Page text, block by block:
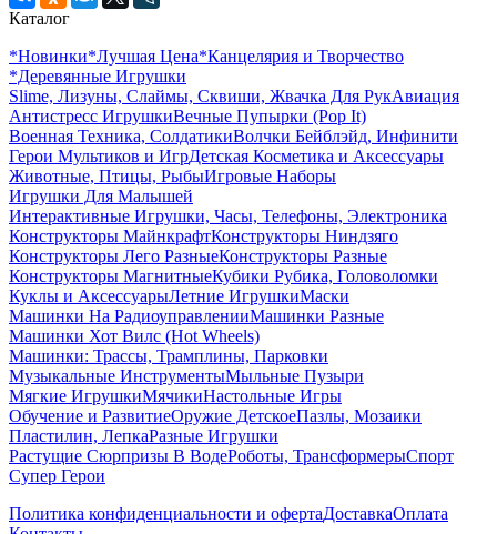
Каталог
*Новинки*Лучшая Цена*Канцелярия и Творчество
*Деревянные Игрушки
Slime, Лизуны, Слаймы, Сквиши, Жвачка Для РукАвиация
Антистресс ИгрушкиВечные Пупырки (Pop It)
Военная Техника, СолдатикиВолчки Бейблэйд, Инфинити
Герои Мультиков и ИгрДетcкая Косметика и Аксессуары
Животные, Птицы, РыбыИгровые Наборы
Игрушки Для Малышей
Интерактивные Игрушки, Часы, Телефоны, Электроника
Конструкторы МайнкрафтКонструкторы Ниндзяго
Конструкторы Лего РазныеКонструкторы Разные
Конструкторы МагнитныеКубики Рубика, Головоломки
Куклы и АксессуарыЛетние ИгрушкиМаски
Машинки На РадиоуправленииМашинки Разные
Машинки Хот Вилс (Hot Wheels)
Машинки: Трассы, Трамплины, Парковки
Музыкальные ИнструментыМыльные Пузыри
Мягкие ИгрушкиМячикиНастольные Игры
Обучение и РазвитиеОружие ДетскоеПазлы, Мозаики
Пластилин, ЛепкаРазные Игрушки
Растущие Сюрпризы В ВодеРоботы, ТрансформерыСпорт
Супер Герои
Политика конфиденциальности и офертаДоставкаОплата